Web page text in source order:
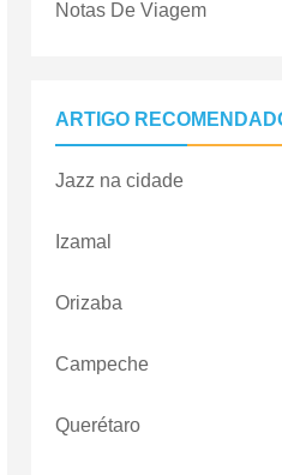
Notas De Viagem
ARTIGO
Jazz na cidade
Izamal
Orizaba
Campeche
Querétaro